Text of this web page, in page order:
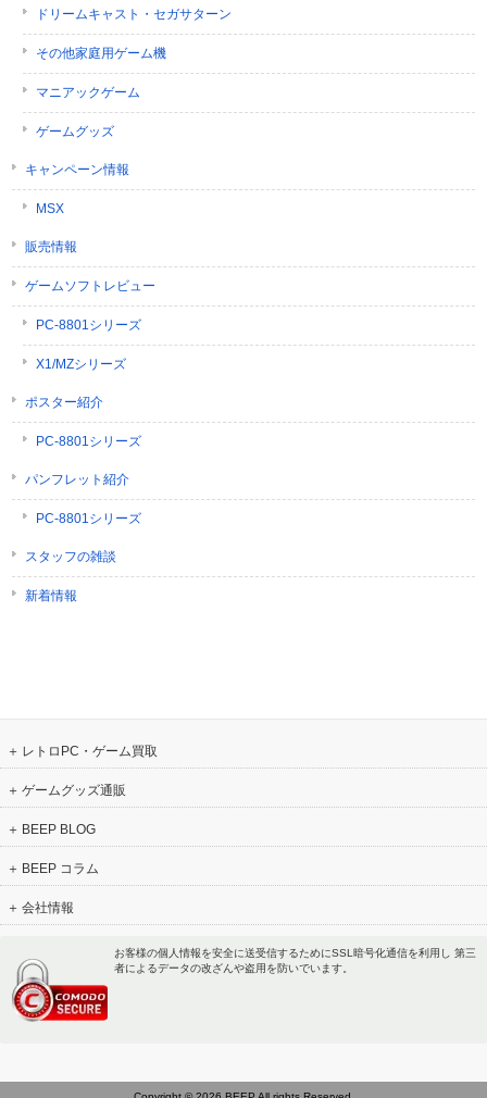
ドリームキャスト・セガサターン
その他家庭用ゲーム機
マニアックゲーム
ゲームグッズ
キャンペーン情報
MSX
販売情報
ゲームソフトレビュー
PC-8801シリーズ
X1/MZシリーズ
ポスター紹介
PC-8801シリーズ
パンフレット紹介
PC-8801シリーズ
スタッフの雑談
新着情報
レトロPC・ゲーム買取
ゲームグッズ通販
BEEP BLOG
BEEP コラム
会社情報
お客様の個人情報を安全に送受信するためにSSL暗号化通信を利用し 第三
者によるデータの改ざんや盗用を防いでいます。